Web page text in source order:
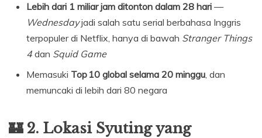
Lebih dari 1 miliar jam ditonton dalam 28 hari —
Wednesdayjadi salah satu serial berbahasa Inggris
terpopuler di Netflix, hanya di bawah Stranger Things
4 dan Squid Game
Memasuki Top 10 global selama 20 minggu, dan
memuncaki di lebih dari 80 negara
🏰 2. Lokasi Syuting yang